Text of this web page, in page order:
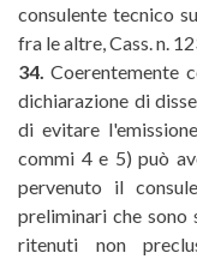
consulente tecnico
fra le altre, Cass. n.
34. Coerentemente
dichiarazione di
di evitare
commi 4 e 5) può
pervenuto il
preliminari che
ritenuti non